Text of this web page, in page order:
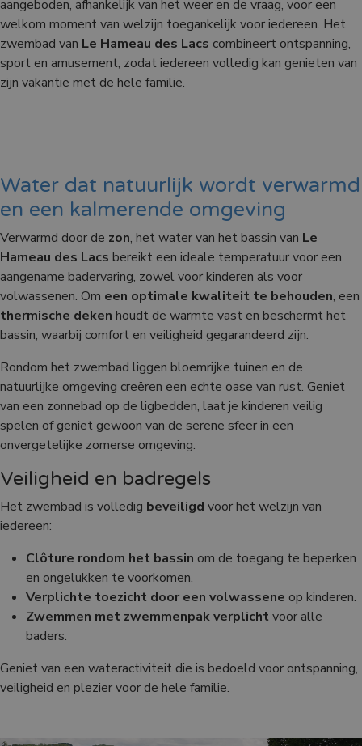
aangeboden, afhankelijk van het weer en de vraag, voor een
welkom moment van welzijn toegankelijk voor iedereen. Het
zwembad van Le Hameau des Lacs combineert ontspanning,
sport en amusement, zodat iedereen volledig kan genieten van
zijn vakantie met de hele familie.
Water dat natuurlijk wordt verwarmd
en een kalmerende omgeving
Verwarmd door de zon, het water van het bassin van Le
Hameau des Lacs bereikt een ideale temperatuur voor een
aangename badervaring, zowel voor kinderen als voor
volwassenen. Om een optimale kwaliteit te behouden, een
thermische deken houdt de warmte vast en beschermt het
bassin, waarbij comfort en veiligheid gegarandeerd zijn.
Rondom het zwembad liggen bloemrijke tuinen en de
natuurlijke omgeving creëren een echte oase van rust. Geniet
van een zonnebad op de ligbedden, laat je kinderen veilig
spelen of geniet gewoon van de serene sfeer in een
onvergetelijke zomerse omgeving.
Veiligheid en badregels
Het zwembad is volledig beveiligd voor het welzijn van
iedereen:
Clôture rondom het bassin om de toegang te beperken
en ongelukken te voorkomen.
Verplichte toezicht door een volwassene op kinderen.
Zwemmen met zwemmenpak verplicht voor alle
baders.
Geniet van een wateractiviteit die is bedoeld voor ontspanning,
veiligheid en plezier voor de hele familie.